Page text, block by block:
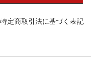
特定商取引法に基づく表記